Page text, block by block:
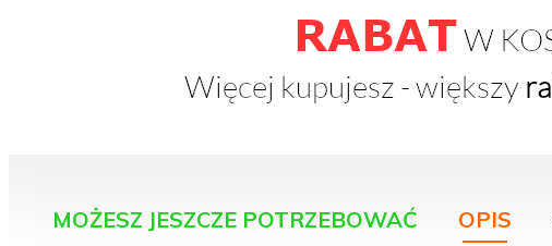
MOŻESZ JESZCZE POTRZEBOWAĆ OPIS